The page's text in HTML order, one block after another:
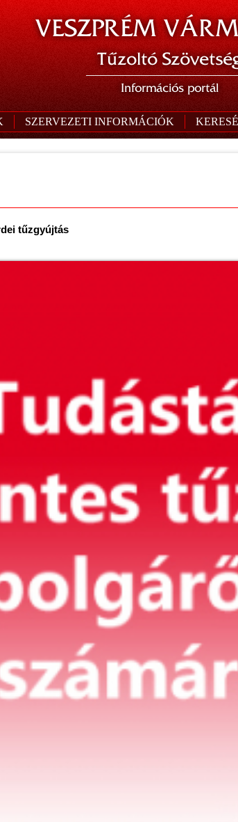
VESZPRÉM
Tűzoltó
Információs portál
SZERVEZETI INFORMÁCIÓK
tűzgyújtás